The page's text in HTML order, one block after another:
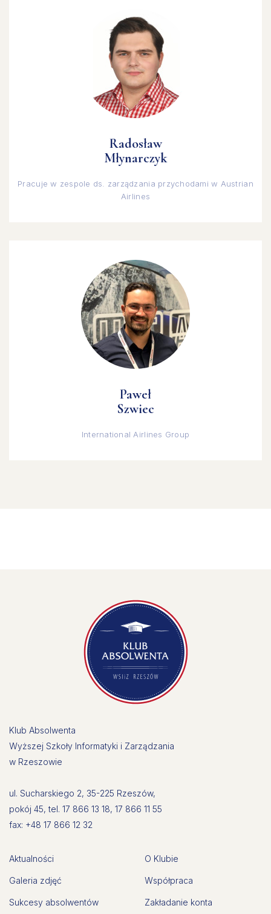
Radosław
Młynarczyk
Pracuje w zespole ds. zarządzania przychodami w Austrian
Airlines
Paweł
Szwiec
International Airlines Group
Klub Absolwenta
Wyższej Szkoły Informatyki i Zarządzania
w Rzeszowie
ul. Sucharskiego 2, 35-225 Rzeszów,
pokój 45, tel. 17 866 13 18, 17 866 11 55
fax: +48 17 866 12 32
Aktualności
Galeria zdjęć
Sukcesy absolwentów
O Klubie
Współpraca
Zakładanie konta